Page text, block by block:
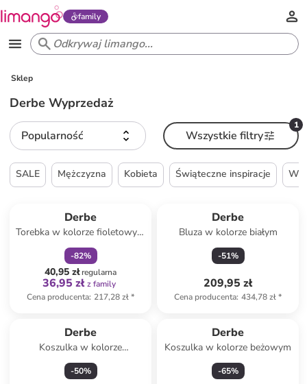
family
Sklep
Derbe Wyprzedaż
Popularność
1
Wszystkie filtry
SALE Mężczyzna Kobieta Świąteczne inspiracje
Derbe
Torebka w kolorze fioletowym
- 39 x 34 x 15 cm
-82%
40,95 złregularna
36,95 zł z family
Cena producenta: 217,28 zł*
Derbe
Bluza w kolorze białym
-51%
209,95 zł
Cena producenta: 434,78 zł*
Derbe
Koszulka w kolorze
granatowym
-50%
Derbe
Koszulka w kolorze beżowym
-65%